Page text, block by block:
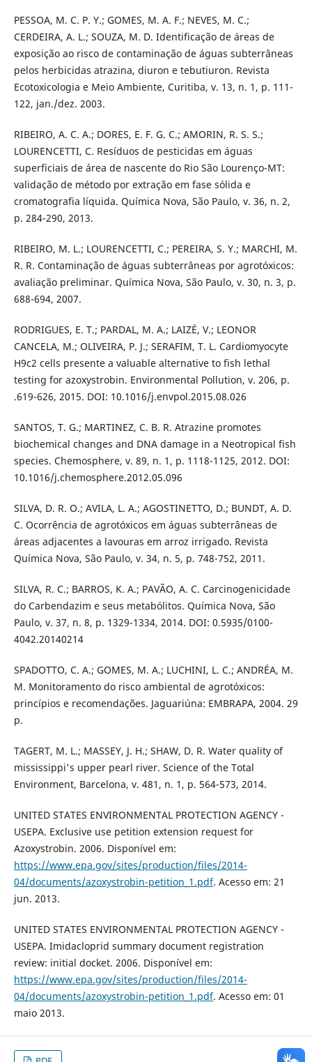
PESSOA, M. C. P. Y.; GOMES, M. A. F.; NEVES, M. C.;
CERDEIRA, A. L.; SOUZA, M. D. Identificação de áreas de
exposição ao risco de contaminação de águas subterrâneas
pelos herbicidas atrazina, diuron e tebutiuron. Revista
Ecotoxicologia e Meio Ambiente, Curitiba, v. 13, n. 1, p. 111-
122, jan./dez. 2003.
RIBEIRO, A. C. A.; DORES, E. F. G. C.; AMORIN, R. S. S.;
LOURENCETTI, C. Resíduos de pesticidas em águas
superficiais de área de nascente do Rio São Lourenço-MT:
validação de método por extração em fase sólida e
cromatografia líquida. Química Nova, São Paulo, v. 36, n. 2,
p. 284-290, 2013.
RIBEIRO, M. L.; LOURENCETTI, C.; PEREIRA, S. Y.; MARCHI, M.
R. R. Contaminação de águas subterrâneas por agrotóxicos:
avaliação preliminar. Química Nova, São Paulo, v. 30, n. 3, p.
688-694, 2007.
RODRIGUES, E. T.; PARDAL, M. A.; LAIZÉ, V.; LEONOR
CANCELA, M.; OLIVEIRA, P. J.; SERAFIM, T. L. Cardiomyocyte
H9c2 cells presente a valuable alternative to fish lethal
testing for azoxystrobin. Environmental Pollution, v. 206, p.
.619-626, 2015. DOI: 10.1016/j.envpol.2015.08.026
SANTOS, T. G.; MARTINEZ, C. B. R. Atrazine promotes
biochemical changes and DNA damage in a Neotropical fish
species. Chemosphere, v. 89, n. 1, p. 1118-1125, 2012. DOI:
10.1016/j.chemosphere.2012.05.096
SILVA, D. R. O.; AVILA, L. A.; AGOSTINETTO, D.; BUNDT, A. D.
C. Ocorrência de agrotóxicos em águas subterrâneas de
áreas adjacentes a lavouras em arroz irrigado. Revista
Química Nova, São Paulo, v. 34, n. 5, p. 748-752, 2011.
SILVA, R. C.; BARROS, K. A.; PAVÃO, A. C. Carcinogenicidade
do Carbendazim e seus metabólitos. Química Nova, São
Paulo, v. 37, n. 8, p. 1329-1334, 2014. DOI: 0.5935/0100-
4042.20140214
SPADOTTO, C. A.; GOMES, M. A.; LUCHINI, L. C.; ANDRÉA, M.
M. Monitoramento do risco ambiental de agrotóxicos:
princípios e recomendações. Jaguariúna: EMBRAPA, 2004. 29
p.
TAGERT, M. L.; MASSEY, J. H.; SHAW, D. R. Water quality of
mississippi's upper pearl river. Science of the Total
Environment, Barcelona, v. 481, n. 1, p. 564-573, 2014.
UNITED STATES ENVIRONMENTAL PROTECTION AGENCY -
USEPA. Exclusive use petition extension request for
Azoxystrobin. 2006. Disponível em:
https://www.epa.gov/sites/production/files/2014-
04/documents/azoxystrobin-petition_1.pdf. Acesso em: 21
jun. 2013.
UNITED STATES ENVIRONMENTAL PROTECTION AGENCY -
USEPA. Imidacloprid summary document registration
review: initial docket. 2006. Disponível em:
https://www.epa.gov/sites/production/files/2014-
04/documents/azoxystrobin-petition_1.pdf. Acesso em: 01
maio 2013.